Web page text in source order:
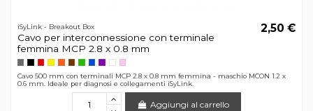
iSyLink - Breakout Box
Cavo per interconnessione con terminale
femmina MCP 2.8 x 0.8 mm
2,50 €
Cavo 500 mm con terminali MCP 2.8 x 0.8 mm femmina - maschio MCON 1.2 x
0.6 mm. Ideale per diagnosi e collegamenti iSyLink.
Aggiungi al carrello